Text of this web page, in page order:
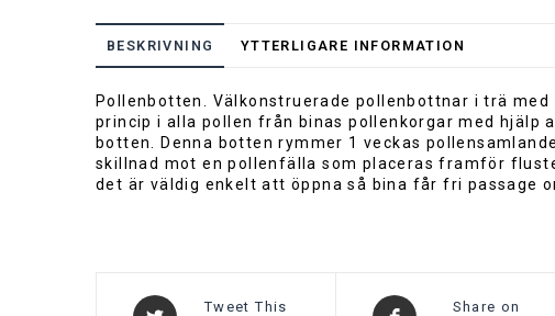
BESKRIVNING YTTERLIGARE INFORMATION
Pollenbotten. Välkonstruerade pollenbottnar i trä
princip i alla pollen från binas pollenkorgar med hjälp
botten. Denna botten rymmer 1 veckas
skillnad mot en pollenfälla som placeras framför
det är väldig enkelt att öppna så bina får fri passage
Tweet This
Share on